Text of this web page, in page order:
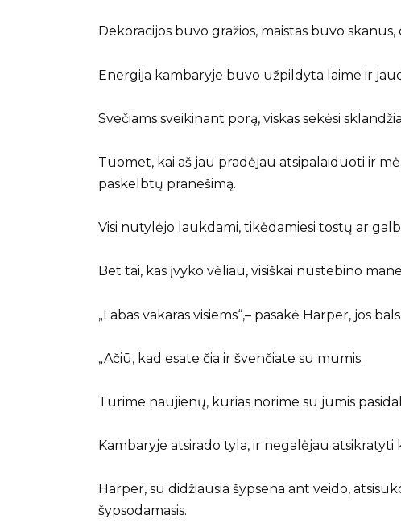
Dekoracijos buvo gražios, maistas buvo
Energija kambaryje buvo užpildyta laime ir
Svečiams sveikinant porą, viskas sekėsi
Tuomet, kai aš jau pradėjau atsipalaiduoti ir
paskelbtų pranešimą.
Visi nutylėjo laukdami, tikėdamiesi tostų ar
Bet tai, kas įvyko vėliau, visiškai nustebino
„Labas vakaras visiems“,– pasakė Harper, jos
„Ačiū, kad esate čia ir švenčiate su mumis.
Turime naujienų, kurias norime su jumis
Kambaryje atsirado tyla, ir negalėjau atsikratyti
Harper, su didžiausia šypsena ant veido,
šypsodamasis.